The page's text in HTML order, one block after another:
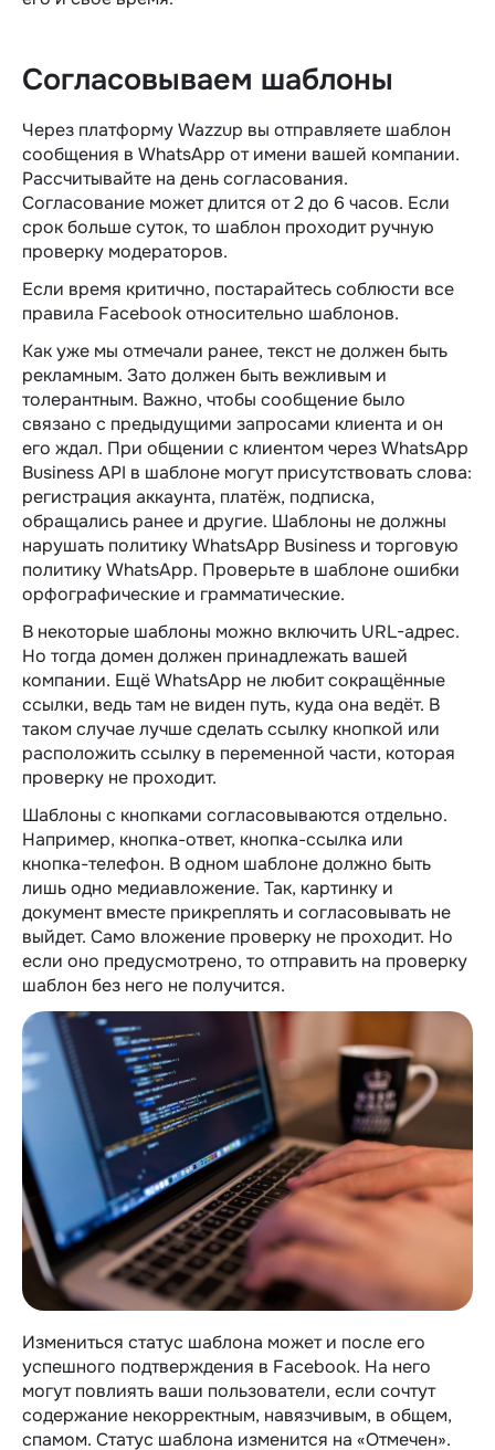
Согласовываем шаблоны
Через платформу Wazzup вы отправляете шаблон
сообщения в WhatsApp от имени вашей компании.
Рассчитывайте на день согласования.
Согласование может длится от 2 до 6 часов. Если
срок больше суток, то шаблон проходит ручную
проверку модераторов.
Если время критично, постарайтесь соблюсти все
правила Facebook относительно шаблонов.
Как уже мы отмечали ранее, текст не должен быть
рекламным. Зато должен быть вежливым и
толерантным. Важно, чтобы сообщение было
связано с предыдущими запросами клиента и он
его ждал. При общении с клиентом через WhatsApp
Business API в шаблоне могут присутствовать слова:
регистрация аккаунта, платёж, подписка,
обращались ранее и другие. Шаблоны не должны
нарушать политику WhatsApp Business и торговую
политику WhatsApp. Проверьте в шаблоне ошибки
орфографические и грамматические.
В некоторые шаблоны можно включить URL-адрес.
Но тогда домен должен принадлежать вашей
компании. Ещё WhatsApp не любит сокращённые
ссылки, ведь там не виден путь, куда она ведёт. В
таком случае лучше сделать ссылку кнопкой или
расположить ссылку в переменной части, которая
проверку не проходит.
Шаблоны с кнопками согласовываются отдельно.
Например, кнопка-ответ, кнопка-ссылка или
кнопка-телефон. В одном шаблоне должно быть
лишь одно медиавложение. Так, картинку и
документ вместе прикреплять и согласовывать не
выйдет. Само вложение проверку не проходит. Но
если оно предусмотрено, то отправить на проверку
шаблон без него не получится.
Измениться статус шаблона может и после его
успешного подтверждения в Facebook. На него
могут повлиять ваши пользователи, если сочтут
содержание некорректным, навязчивым, в общем,
спамом. Статус шаблона изменится на «Отмечен».